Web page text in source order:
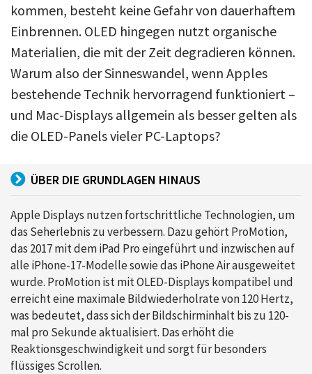
kommen, besteht keine Gefahr von dauerhaftem
Einbrennen. OLED hingegen nutzt organische
Materialien, die mit der Zeit degradieren können.
Warum also der Sinneswandel, wenn Apples
bestehende Technik hervorragend funktioniert –
und Mac-Displays allgemein als besser gelten als
die OLED-Panels vieler PC-Laptops?
ÜBER DIE GRUNDLAGEN HINAUS
Apple Displays nutzen fortschrittliche Technologien, um
das Seherlebnis zu verbessern. Dazu gehört ProMotion,
das 2017 mit dem iPad Pro eingeführt und inzwischen auf
alle iPhone-17-Modelle sowie das iPhone Air ausgeweitet
wurde. ProMotion ist mit OLED-Displays kompatibel und
erreicht eine maximale Bildwiederholrate von 120 Hertz,
was bedeutet, dass sich der Bildschirminhalt bis zu 120-
mal pro Sekunde aktualisiert. Das erhöht die
Reaktionsgeschwindigkeit und sorgt für besonders
flüssiges Scrollen.